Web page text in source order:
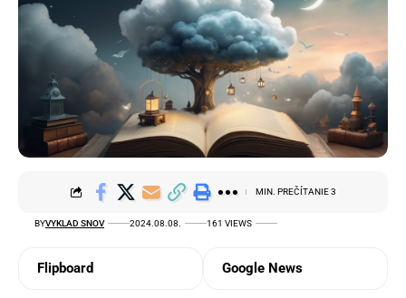
BYVYKLAD SNOV 2024.08.08. 161 VIEWS
MIN. PREČÍTANIE 3
Flipboard Google News